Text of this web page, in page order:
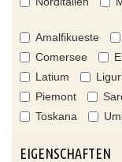
Amalfikueste
Comersee
Latium
Piemont
Toskana
EIGENSCHAFTEN